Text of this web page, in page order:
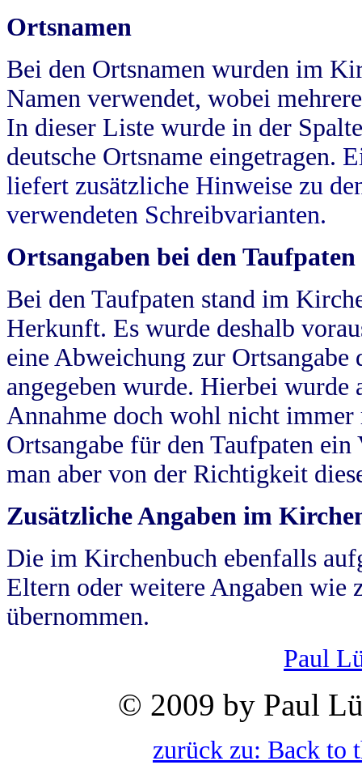
Ortsnamen
Bei den Ortsnamen wurden im
Namen verwendet, wobei
In dieser Liste wurde in der
deutsche Ortsname eingetragen.
liefert zusätzliche Hinweise zu
verwendeten Schreibvarianten.
Ortsangaben bei den Taufpaten
Bei den Taufpaten stand im
Herkunft. Es wurde deshalb
eine Abweichung zur
angegeben wurde. Hierbei wurde
Annahme doch wohl nicht
Ortsangabe für den Taufpaten
man aber von der Richtigkeit
Zusätzliche Angaben im
Die im Kirchenbuch ebenfalls
Eltern oder weitere Angaben wie
übernommen.
Paul
© 2009 by Paul
zurück zu: Back to